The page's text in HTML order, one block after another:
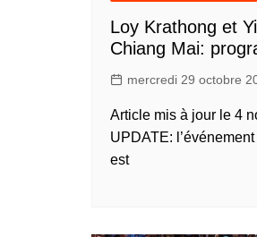
Loy Krathong et
Chiang Mai:
mercredi 29 octobre
Article mis à jour le 4
UPDATE:
est